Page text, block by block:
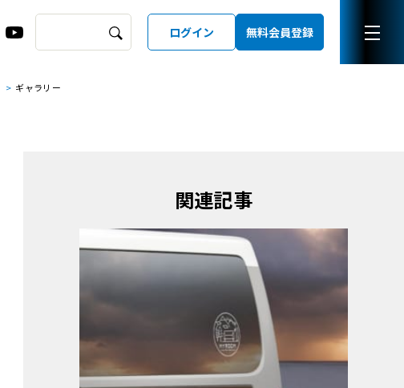
ログイン 無料会員登録
ギャラリー
関連記事